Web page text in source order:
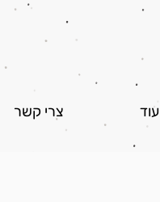
עוד צרי קשר